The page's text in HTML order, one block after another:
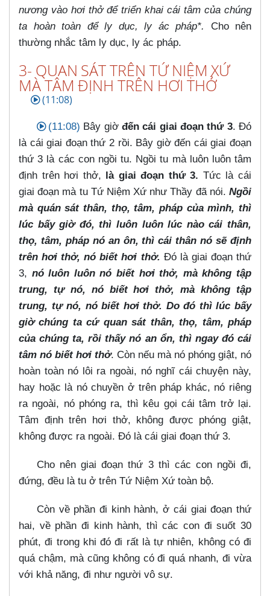
nương vào hơi thở để triển khai cái tâm của chúng
ta hoàn toàn để ly dục, ly ác pháp*.
Cho nên
thường nhắc tâm ly dục, ly ác pháp.
3- QUAN SÁT TRÊN TỨ NIỆM XỨ
MÀ TÂM ĐỊNH TRÊN HƠI THỞ
(11:08)
(11:08) Bây giờ đến cái giai đoạn thứ 3. Đó
là cái giai đoạn thứ 2 rồi. Bây giờ đến cái giai đoạn
thứ 3 là các con ngồi tu. Ngồi tu mà luôn luôn tâm
định trên hơi thở, là giai đoạn thứ 3. Tức là cái
giai đoạn mà tu Tứ Niệm Xứ như Thầy đã nói. Ngồi
mà quán sát thân, thọ, tâm, pháp của mình, thì
lúc bấy giờ đó, thì luôn luôn lúc nào cái thân,
thọ, tâm, pháp nó an ôn, thì cái thân nó sẽ định
trên hơi thở, nó biết hơi thở. Đó là giai đoạn thứ
3, nó luôn luôn nó biết hơi thở, mà không tập
trung, tự nó, nó biết hơi thở, mà không tập
trung, tự nó, nó biết hơi thở. Do đó thì lúc bấy
giờ chúng ta cứ quan sát thân, thọ, tâm, pháp
của chúng ta, rồi thấy nó an ổn, thì ngay đó cái
tâm nó biết hơi thở. Còn nếu mà nó phóng giật, nó
hoàn toàn nó lôi ra ngoài, nó nghĩ cái chuyện này,
hay hoặc là nó chuyền ở trên pháp khác, nó riêng
ra ngoài, nó phóng ra, thì kêu gọi cái tâm trở lại.
Tâm định trên hơi thở, không được phóng giật,
không được ra ngoài. Đó là cái giai đoạn thứ 3.
Cho nên giai đoạn thứ 3 thì các con ngồi đi,
đứng, đều là tu ở trên Tứ Niệm Xứ toàn bộ.
Còn về phần đi kinh hành, ở cái giai đoạn thứ
hai, về phần đi kinh hành, thì các con đi suốt 30
phút, đi trong khi đó đi rất là tự nhiên, không có đi
quá chậm, mà cũng không có đi quá nhanh, đi vừa
với khả năng, đi như người vô sự.